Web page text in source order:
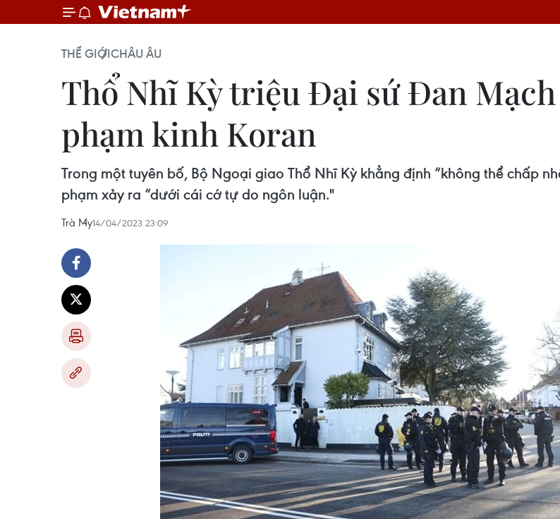
THẾ GIỚICHÂU ÂU
Thổ Nhĩ Kỳ triệu Đại sứ Đan
phạm kinh Koran
Trong một tuyên bố, Bộ Ngoại giao Thổ Nhĩ Kỳ khẳng định “không thể chấp
phạm xảy ra “dưới cái cớ tự do ngôn luận."
Trà My14/04/2023 23:09